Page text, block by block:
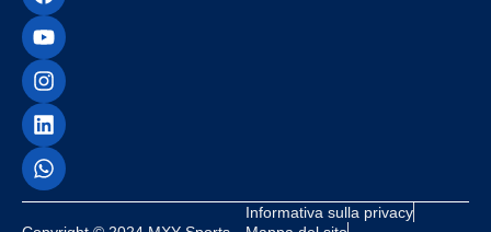
Informativa sulla privacy